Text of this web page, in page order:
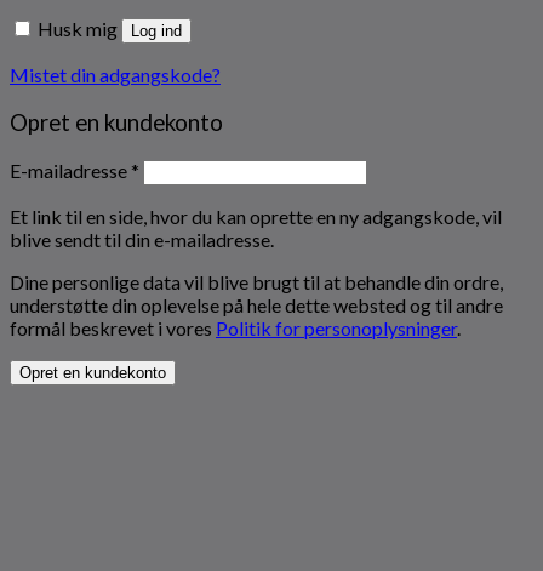
Husk mig Log ind
Mistet din adgangskode?
Opret en kundekonto
E-mailadresse * Påkrævet
Et link til en side, hvor du kan oprette en ny adgangskode, vil
blive sendt til din e-mailadresse.
Dine personlige data vil blive brugt til at behandle din ordre,
understøtte din oplevelse på hele dette websted og til andre
formål beskrevet i vores Politik for personoplysninger.
Opret en kundekonto